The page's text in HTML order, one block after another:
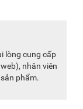
lòng cung cấp
nhân viên
phẩm.